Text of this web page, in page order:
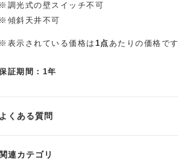
※調光式の壁スイッチ不可
※傾斜天井不可
※表示されている価格は 1点あたりの価格です
証期間：1年
よくある質問
連カテゴリ